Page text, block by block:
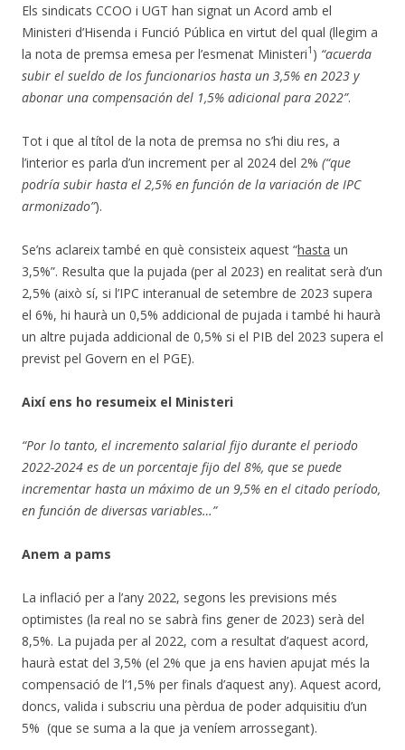
Els sindicats CCOO i UGT han signat un Acord amb el
Ministeri d’Hisenda i Funció Pública en virtut del qual (llegim a
la nota de premsa emesa per l’esmenat Ministeri1 ) “acuerda
subir el sueldo de los funcionarios hasta un 3,5% en 2023 y
abonar una compensación del 1,5% adicional para 2022”.
Tot i que al títol de la nota de premsa no s’hi diu res, a
l’interior es parla d’un increment per al 2024 del 2% (“que
podría subir hasta el 2,5% en función de la variación de IPC
armonizado”).
Se’ns aclareix també en què consisteix aquest “hasta un
3,5%”. Resulta que la pujada (per al 2023) en realitat serà d’un
2,5% (això sí, si l’IPC interanual de setembre de 2023 supera
el 6%, hi haurà un 0,5% addicional de pujada i també hi haurà
un altre pujada addicional de 0,5% si el PIB del 2023 supera el
previst pel Govern en el PGE).
Així ens ho resumeix el Ministeri
“Por lo tanto, el incremento salarial fijo durante el periodo
2022-2024 es de un porcentaje fijo del 8%, que se puede
incrementar hasta un máximo de un 9,5% en el citado período,
en función de diversas variables…”
Anem a pams
La inflació per a l’any 2022, segons les previsions més
optimistes (la real no se sabrà fins gener de 2023) serà del
8,5%. La pujada per al 2022, com a resultat d’aquest acord,
haurà estat del 3,5% (el 2% que ja ens havien apujat més la
compensació de l’1,5% per finals d’aquest any). Aquest acord,
doncs, valida i subscriu una pèrdua de poder adquisitiu d’un
5% (que se suma a la que ja veníem arrossegant).